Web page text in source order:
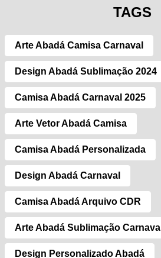
TAGS
Arte Abadá Camisa Carnaval
Design Abadá Sublimação 2024
Camisa Abadá Carnaval 2025
Arte Vetor Abadá Camisa
Camisa Abadá Personalizada
Design Abadá Carnaval
Camisa Abadá Arquivo CDR
Arte Abadá Sublimação Carnaval
Design Personalizado Abadá